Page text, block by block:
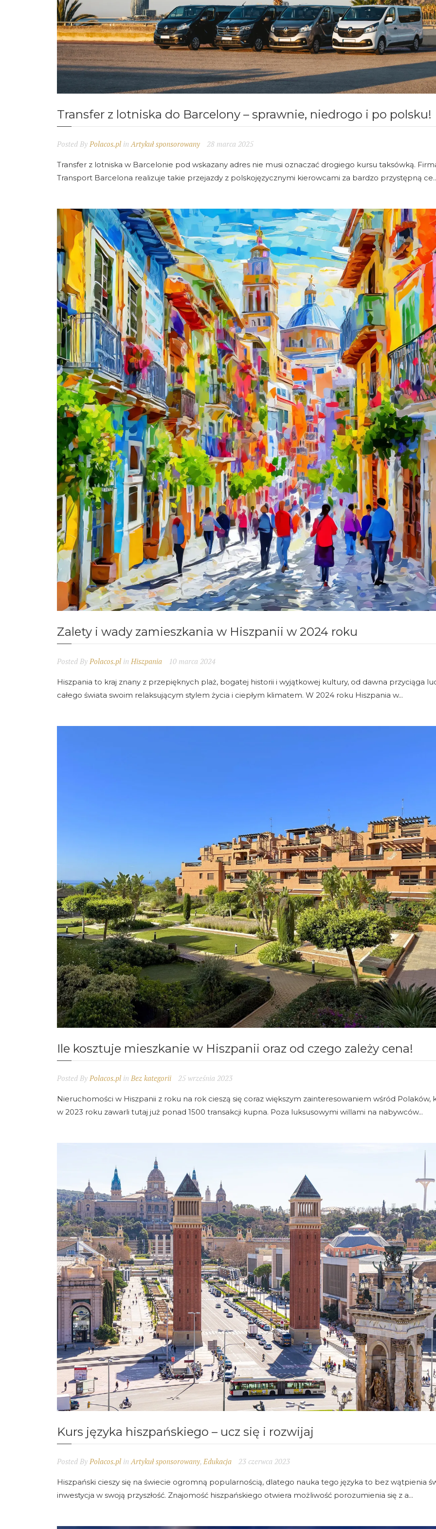
Transfer z lotniska do Barcelony – sprawnie, niedrogo i po polsku!
Posted By Polacos.pl in Artykuł sponsorowany 28 marca 2025
Transfer z lotniska w Barcelonie pod wskazany adres nie musi oznaczać drogiego kursu taksówką.
Transport Barcelona realizuje takie przejazdy z polskojęzycznymi kierowcami za bardzo przystępną
Zalety i wady zamieszkania w Hiszpanii w 2024 roku
Posted By Polacos.pl in Hiszpania 10 marca 2024
Hiszpania to kraj znany z przepięknych plaż, bogatej historii i wyjątkowej kultury, od dawna przyciąga
całego świata swoim relaksującym stylem życia i ciepłym klimatem. W 2024 roku Hiszpania w...
Ile kosztuje mieszkanie w Hiszpanii oraz od czego zależy cena!
Posted By Polacos.pl in Bez kategorii 25 września 2023
Nieruchomości w Hiszpanii z roku na rok cieszą się coraz większym zainteresowaniem wśród Polaków,
w 2023 roku zawarli tutaj już ponad 1500 transakcji kupna. Poza luksusowymi willami na nabywców...
Kurs języka hiszpańskiego – ucz się i rozwijaj
Posted By Polacos.pl in Artykuł sponsorowany, Edukacja 23 czerwca 2023
Hiszpański cieszy się na świecie ogromną popularnością, dlatego nauka tego języka to bez wątpienia
inwestycja w swoją przyszłość. Znajomość hiszpańskiego otwiera możliwość porozumienia się z a...